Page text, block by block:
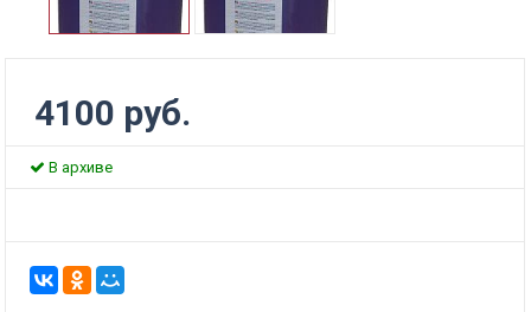
4100 руб.
В архиве